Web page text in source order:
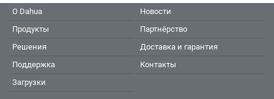
О Dahua
Продукты
Решения
Поддержка
Загрузки
Новости
Партнёрство
Доставка и гарантия
Контакты